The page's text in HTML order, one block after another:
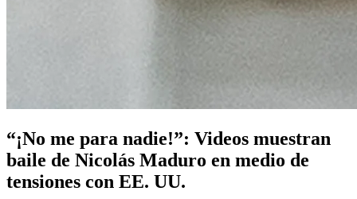
“¡No me para nadie!”: Videos muestran
baile de Nicolás Maduro en medio de
tensiones con EE. UU.